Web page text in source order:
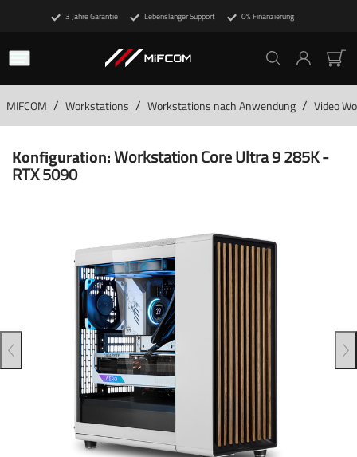
3 Jahre Garantie Lebenslanger Support 0% Finanzierung
MIFCOM / Workstations / Workstations nach Anwendung / Video
Konfiguration:Workstation Core Ultra 9 285K -
RTX 5090